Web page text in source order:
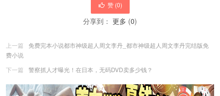
赞 (0)
分享到： 更多 (0)
上一篇
免费完本小说都市神级超人周文李丹_都市神级超人周文李丹完结版免
费小说
下一篇
警察抓人才曝光！在日本，无码DVD卖多少钱？